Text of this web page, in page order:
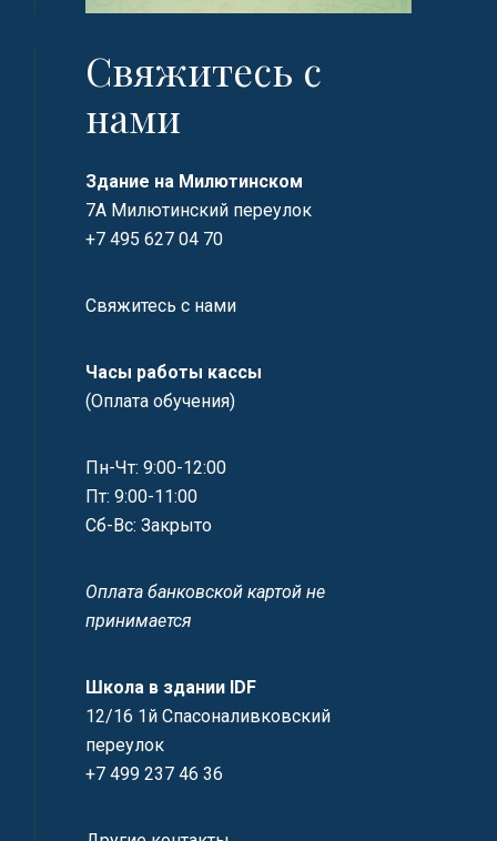
Свяжитесь с
нами
Здание на Милютинском
7А Милютинский переулок
+7 495 627 04 70
Свяжитесь с нами
Часы работы кассы
(Оплата обучения)
Пн-Чт: 9:00-12:00
Пт: 9:00-11:00
Сб-Вс: Закрыто
Оплата банковской картой не
принимается
Школа в здании IDF
12/16 1й Спасоналивковский
переулок
+7 499 237 46 36